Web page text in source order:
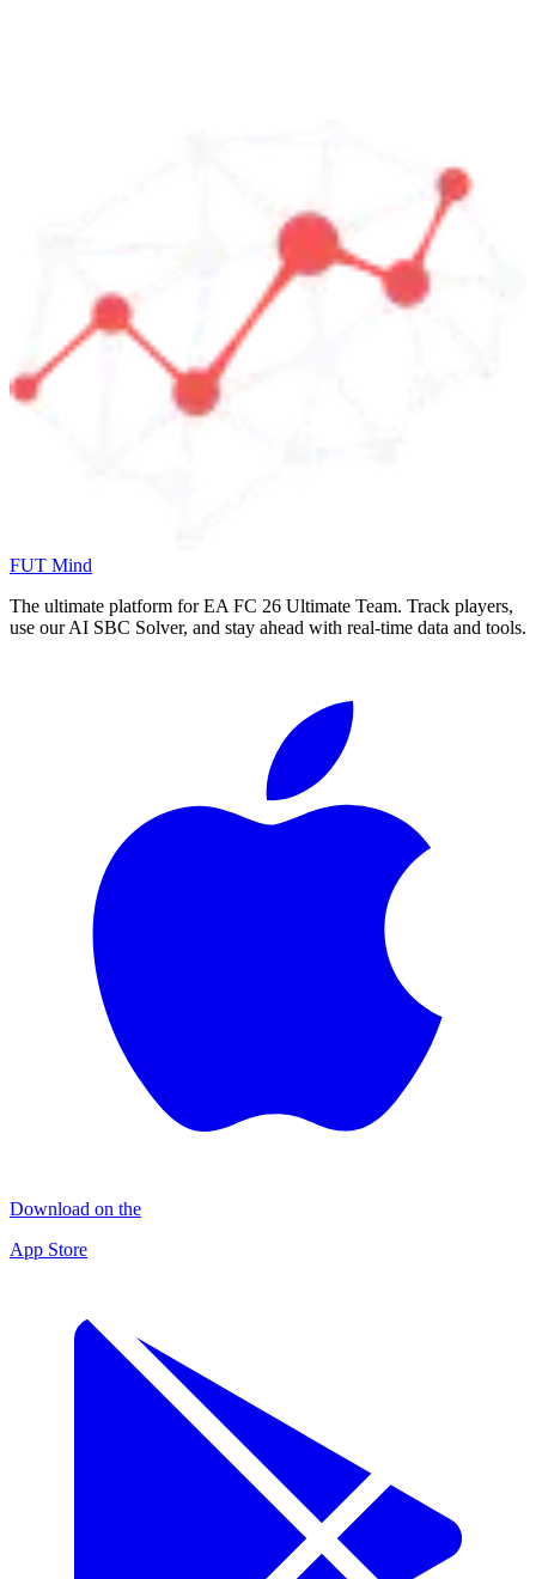
FUT Mind
The ultimate platform for EA FC 26 Ultimate Team. Track players,
use our AI SBC Solver, and stay ahead with real-time data and tools.
Download on the
App Store